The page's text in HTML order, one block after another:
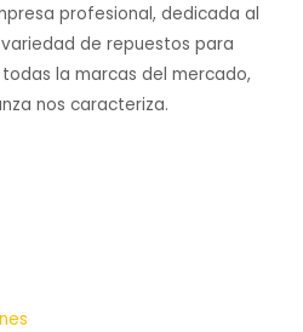
profesional, dedicada al
de repuestos para
la marcas del mercado,
nos caracteriza.